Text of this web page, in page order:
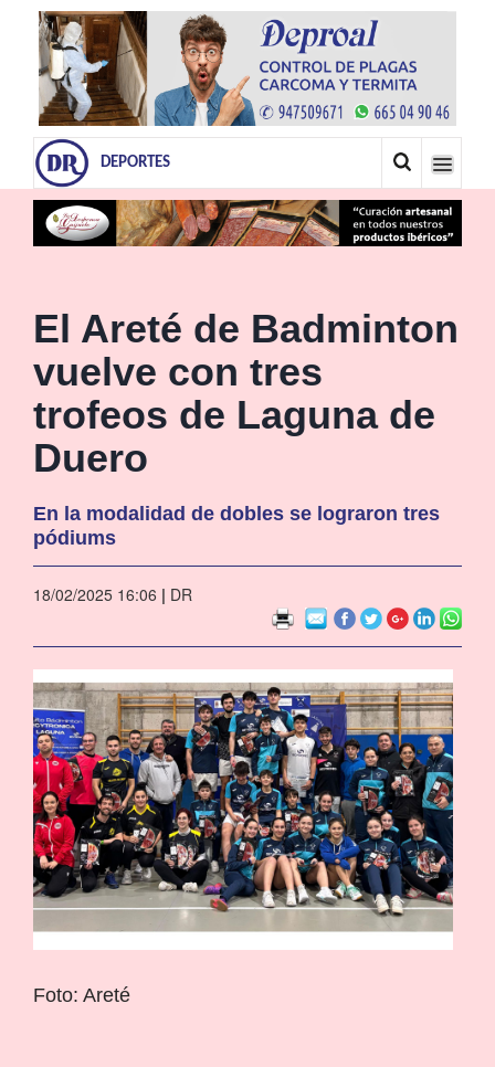
DEPORTES
El Areté de Badminton
vuelve con tres
trofeos de Laguna de
Duero
En la modalidad de dobles se lograron tres
pódiums
18/02/2025 16:06 | DR
Foto: Areté